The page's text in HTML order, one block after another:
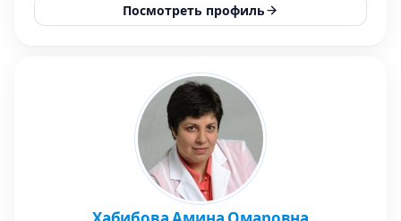
Посмотреть профиль